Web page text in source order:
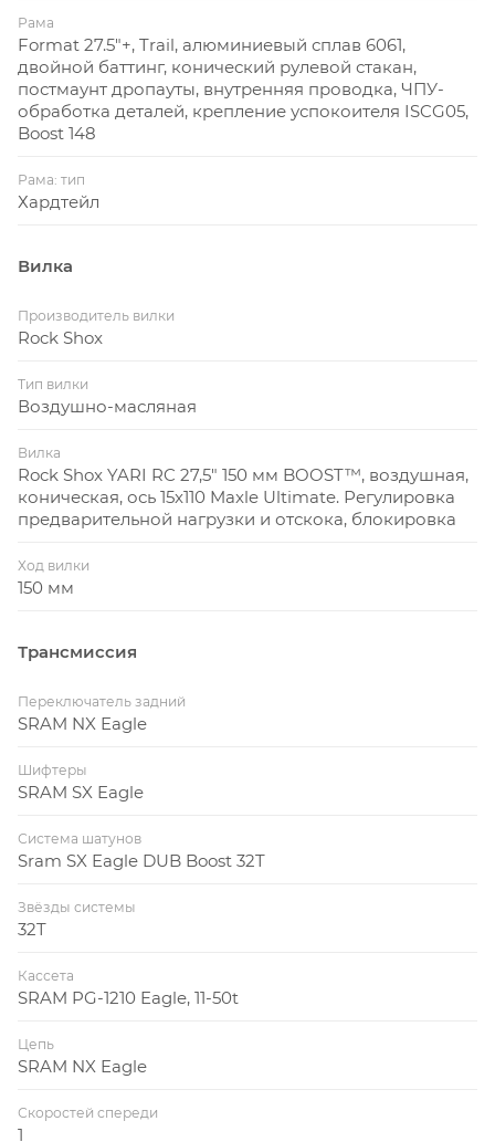
Рама
Format 27.5"+, Trail, алюминиевый сплав 6061,
двойной баттинг, конический рулевой стакан,
постмаунт дропауты, внутренняя проводка, ЧПУ-
обработка деталей, крепление успокоителя ISCG05,
Boost 148
Рама: тип
Хардтейл
Вилка
Производитель вилки
Rock Shox
Тип вилки
Воздушно-масляная
Вилка
Rock Shox YARI RC 27,5" 150 мм BOOST™, воздушная,
коническая, ось 15x110 Maxle Ultimate. Регулировка
предварительной нагрузки и отскока, блокировка
Ход вилки
150 мм
Трансмиссия
Переключатель задний
SRAM NX Eagle
Шифтеры
SRAM SX Eagle
Система шатунов
Sram SX Eagle DUB Boost 32T
Звёзды системы
32T
Кассета
SRAM PG-1210 Eagle, 11-50t
Цепь
SRAM NX Eagle
Скоростей спереди
1